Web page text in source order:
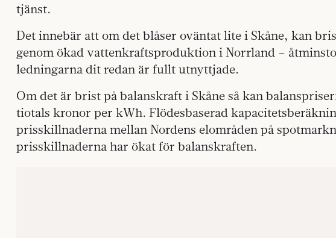
tjänst.
Det innebär att om det blåser oväntat lite i Skåne, kan
genom ökad vattenkraftsproduktion i Norrland –
ledningarna dit redan är fullt utnyttjade.
Om det är brist på balanskraft i Skåne så kan
tiotals kronor per kWh. Flödesbaserad
prisskillnaderna mellan Nordens elområden på
prisskillnaderna har ökat för balanskraften.